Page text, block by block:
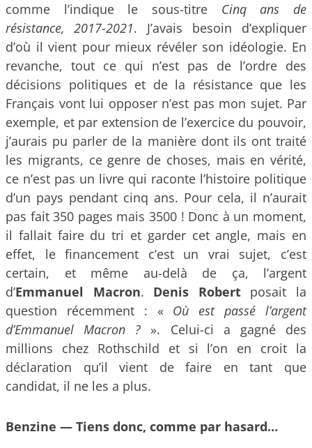
comme l’indique le sous-titre Cinq ans de
résistance, 2017-2021. J’avais besoin d’expliquer
d’où il vient pour mieux révéler son idéologie. En
revanche, tout ce qui n’est pas de l’ordre des
décisions politiques et de la résistance que les
Français vont lui opposer n’est pas mon sujet. Par
exemple, et par extension de l’exercice du pouvoir,
j’aurais pu parler de la manière dont ils ont traité
les migrants, ce genre de choses, mais en vérité,
ce n’est pas un livre qui raconte l’histoire politique
d’un pays pendant cinq ans. Pour cela, il n’aurait
pas fait 350 pages mais 3500 ! Donc à un moment,
il fallait faire du tri et garder cet angle, mais en
effet, le financement c’est un vrai sujet, c’est
certain, et même au-delà de ça, l’argent
d’Emmanuel Macron. Denis Robertposait la
question récemment : « Où est passé l’argent
d’Emmanuel Macron ? ». Celui-ci a gagné des
millions chez Rothschild et si l’on en croit la
déclaration qu’il vient de faire en tant que
candidat, il ne les a plus.
Benzine — Tiens donc, comme par hasard…